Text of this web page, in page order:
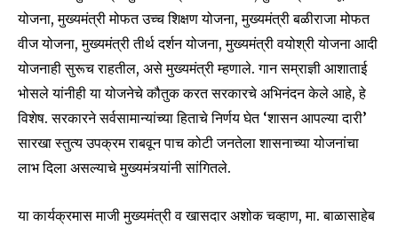
6,300 32,111
Followers
75
Followers
योजना, मुख्यमंत्री मोफत उच्च शिक्षण योजना, मुख्यमंत्री बळीराजा मोफत
वीज योजना, मुख्यमंत्री तीर्थ दर्शन योजना, मुख्यमंत्री वयोश्री योजना आदी
योजनाही सुरूच राहतील, असे मुख्यमंत्री म्हणाले. गान सम्राज्ञी आशाताई
भोसले यांनीही या योजनेचे कौतुक करत सरकारचे अभिनंदन केले आहे, हे
विशेष. सरकारने सर्वसामान्यांच्या हिताचे निर्णय घेत ‘शासन आपल्या दारी’
सारखा स्तुत्य उपक्रम राबवून पाच कोटी जनतेला शासनाच्या योजनांचा
लाभ दिला असल्याचे मुख्यमंत्र्यांनी सांगितले.
या कार्यक्रमास माजी मुख्यमंत्री व खासदार अशोक चव्हाण, मा. बाळासाहेब